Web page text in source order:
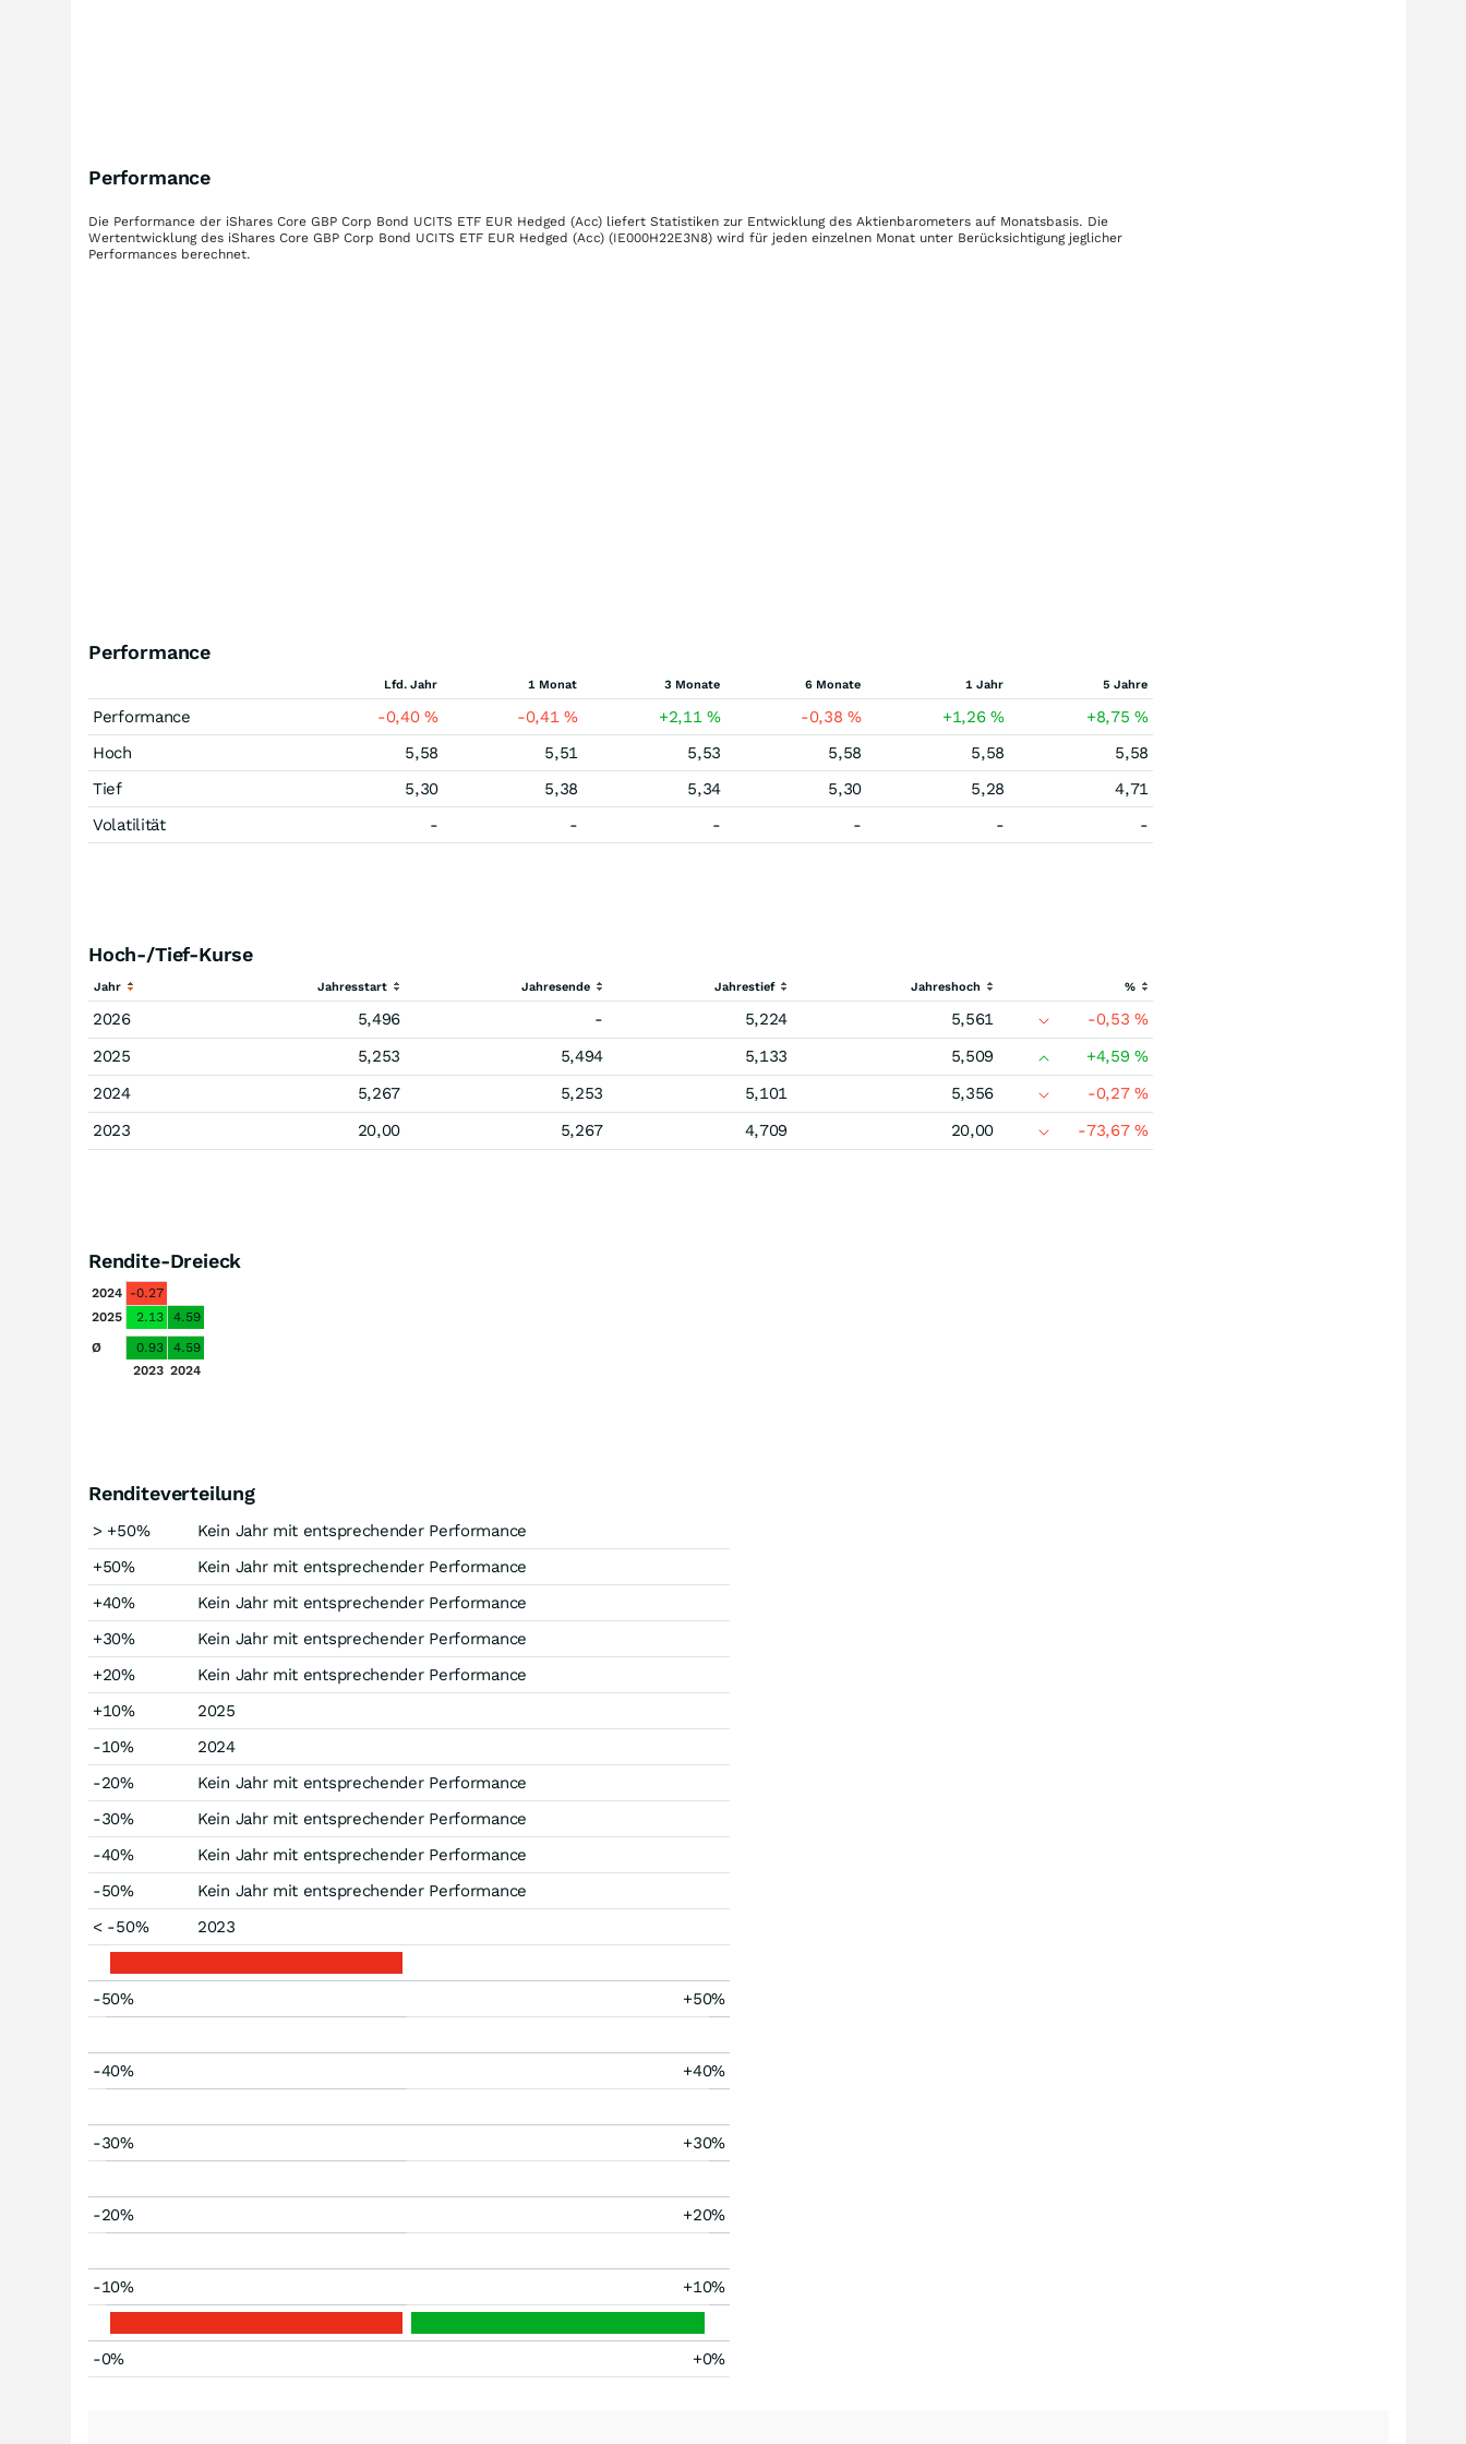
Performance
Die Performance der iShares Core GBP Corp Bond UCITS ETF EUR Hedged (Acc) liefert Statistiken zur Entwicklung des Aktienbarometers auf Monatsbasis. Die
Wertentwicklung des iShares Core GBP Corp Bond UCITS ETF EUR Hedged (Acc) (IE000H22E3N8) wird für jeden einzelnen Monat unter Berücksichtigung jeglicher
Performances berechnet.
Performance
Lfd. Jahr 1 Monat 3 Monate 6 Monate 1 Jahr 5 Jahre
Performance -0,40% -0,41% +2,11% -0,38% +1,26% +8,75%
Hoch
5,58 5,51 5,53 5,58 5,58
5,58
Tief
5,30 5,38 5,34 5,30 5,28
4,71
Volatilität
- - - - - -
Hoch-/Tief-Kurse
Jahr Jahresstart Jahresende Jahrestief Jahreshoch %
2026 5,496 - 5,224 5,561 -0,53%
2025
5,253 5,494 5,133 5,509 +4,59%
2024
5,267 5,253 5,101 5,356 -0,27%
2023
20,00 5,267 4,709 20,00 -73,67%
Rendite-Dreieck
2024 -0.27
2025
2.13
4.59
Ø
0.93
4.59
2023 2024
Renditeverteilung
> +50%
Kein Jahr mit entsprechender Performance
+50%
Kein Jahr mit entsprechender Performance
+40%
Kein Jahr mit entsprechender Performance
+30%
Kein Jahr mit entsprechender Performance
+20%
Kein Jahr mit entsprechender Performance
+10%
2025
-10%
2024
-20%
Kein Jahr mit entsprechender Performance
-30%
Kein Jahr mit entsprechender Performance
-40%
Kein Jahr mit entsprechender Performance
-50%
Kein Jahr mit entsprechender Performance
< -50%
2023
-50% +50%
-40% +40%
-30% +30%
-20% +20%
-10% +10%
-0% +0%